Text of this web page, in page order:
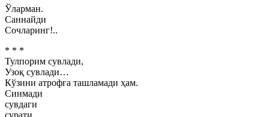
Ўларман.
Саннайди
Сочларинг!..
* * *
Тулпорим сувлади,
Узоқ сувлади…
Кўзини атрофга ташламади ҳам.
Синмади
сувдаги
сурати,